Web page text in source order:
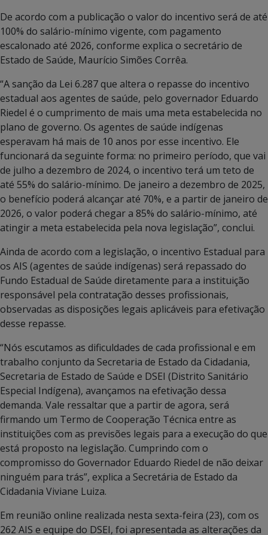
De acordo com a publicação o valor do incentivo será de até
100% do salário-mínimo vigente, com pagamento
escalonado até 2026, conforme explica o secretário de
Estado de Saúde, Maurício Simões Corrêa.
“A sanção da Lei 6.287 que altera o repasse do incentivo
estadual aos agentes de saúde, pelo governador Eduardo
Riedel é o cumprimento de mais uma meta estabelecida no
plano de governo. Os agentes de saúde indígenas
esperavam há mais de 10 anos por esse incentivo. Ele
funcionará da seguinte forma: no primeiro período, que vai
de julho a dezembro de 2024, o incentivo terá um teto de
até 55% do salário-mínimo. De janeiro a dezembro de 2025,
o benefício poderá alcançar até 70%, e a partir de janeiro de
2026, o valor poderá chegar a 85% do salário-mínimo, até
atingir a meta estabelecida pela nova legislação”, conclui.
Ainda de acordo com a legislação, o incentivo Estadual para
os AIS (agentes de saúde indígenas) será repassado do
Fundo Estadual de Saúde diretamente para a instituição
responsável pela contratação desses profissionais,
observadas as disposições legais aplicáveis para efetivação
desse repasse.
“Nós escutamos as dificuldades de cada profissional e em
trabalho conjunto da Secretaria de Estado da Cidadania,
Secretaria de Estado de Saúde e DSEI (Distrito Sanitário
Especial Indígena), avançamos na efetivação dessa
demanda. Vale ressaltar que a partir de agora, será
firmando um Termo de Cooperação Técnica entre as
instituições com as previsões legais para a execução do que
está proposto na legislação. Cumprindo com o
compromisso do Governador Eduardo Riedel de não deixar
ninguém para trás”, explica a Secretária de Estado da
Cidadania Viviane Luiza.
Em reunião online realizada nesta sexta-feira (23), com os
262 AIS e equipe do DSEI, foi apresentada as alterações da